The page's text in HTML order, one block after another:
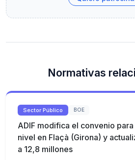
Normativas
Sector Público BOE
ADIF modifica el convenio
nivel en Flaçà (Girona) y
a 12,8 millones